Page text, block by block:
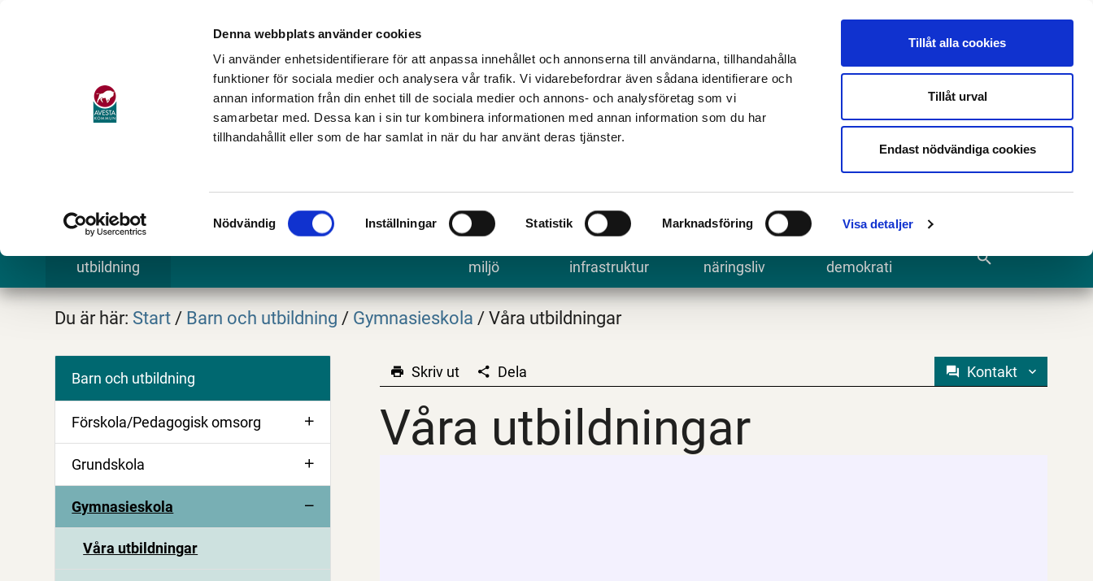
Denna webbplats använder cookies
Vi använder enhetsidentifierare för att anpassa innehållet och annonserna till användarna, tillhandahålla
funktioner för sociala medier och analysera vår trafik. Vi vidarebefordrar även sådana identifierare och
annan information från din enhet till de sociala medier och annons- och analysföretag som vi
samarbetar med. Dessa kan i sin tur kombinera informationen med annan information som du har
tillhandahållit eller som de har samlat in när du har använt deras tjänster.
Samtyckesval
Nödvändig Inställningar Statistik Marknadsföring Visa detaljer
Tillåt alla cookies
Tillåt urval
Endast nödvändiga cookies
E-tjänster och blanketter Translate
Sök
utbildning
miljö
infrastruktur
näringsliv
demokrati
search
Du är här: Start / Barn och utbildning / Gymnasieskola / Våra utbildningar
Barn och utbildning
Förskola/Pedagogisk omsorg
Grundskola
Gymnasieskola
Våra utbildningar
Våra utbildningar
Skriv ut Dela Kontakt
Våra utbildningar